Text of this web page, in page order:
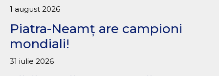
1 august 2026
Piatra-Neamț are campioni
mondiali!
31 iulie 2026